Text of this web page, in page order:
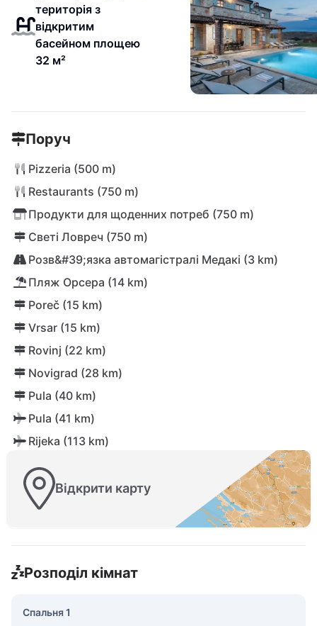
територія з
відкритим
басейном площею
32 м²
Поруч
Pizzeria (500 m)
Restaurants (750 m)
Продукти для щоденних потреб (750 m)
Светі Ловреч (750 m)
Розв&#39;язка автомагістралі Медакі (3 km)
Пляж Орсера (14 km)
Poreč (15 km)
Vrsar (15 km)
Rovinj (22 km)
Novigrad (28 km)
Pula (40 km)
Pula (41 km)
Rijeka (113 km)
Відкрити карту
Розподіл кімнат
Спальня 1